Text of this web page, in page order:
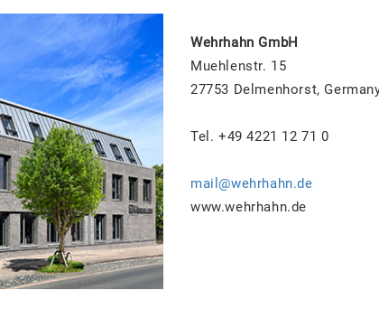
Wehrhahn GmbH
Muehlenstr. 15
27753 Delmenhorst,
Tel. +49 4221 12 71 0
mail@wehrhahn.de
www.wehrhahn.de